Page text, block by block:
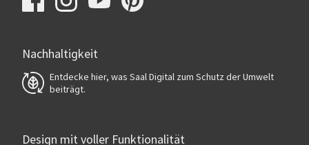
Nachhaltigkeit
Entdecke hier, was Saal Digital zum Schutz der Umwelt
beiträgt.
Design mit voller Funktionalität